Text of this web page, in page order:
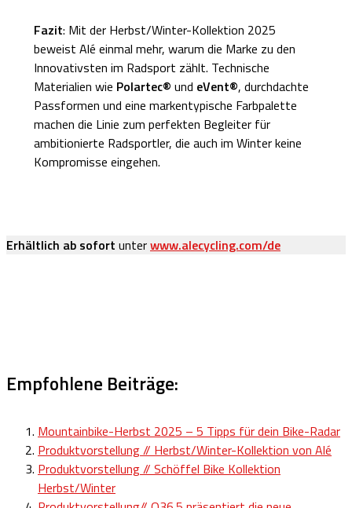
Fazit: Mit der Herbst/Winter-Kollektion 2025
beweist Alé einmal mehr, warum die Marke zu den
Innovativsten im Radsport zählt. Technische
Materialien wie Polartec® und eVent®, durchdachte
Passformen und eine markentypische Farbpalette
machen die Linie zum perfekten Begleiter für
ambitionierte Radsportler, die auch im Winter keine
Kompromisse eingehen.
Erhältlich ab sofort unterwww.alecycling.com/de
Empfohlene Beiträge:
Mountainbike-Herbst 2025 – 5 Tipps für dein Bike-Radar
Produktvorstellung // Herbst/Winter-Kollektion von Alé
Produktvorstellung // Schöffel Bike Kollektion
Herbst/Winter